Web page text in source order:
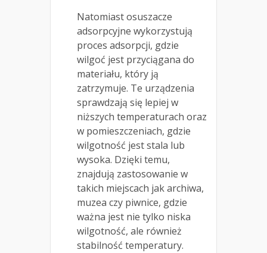
Natomiast osuszacze
adsorpcyjne wykorzystują
proces adsorpcji, gdzie
wilgoć jest przyciągana do
materiału, który ją
zatrzymuje. Te urządzenia
sprawdzają się lepiej w
niższych temperaturach oraz
w pomieszczeniach, gdzie
wilgotność jest stala lub
wysoka. Dzięki temu,
znajdują zastosowanie w
takich miejscach jak archiwa,
muzea czy piwnice, gdzie
ważna jest nie tylko niska
wilgotność, ale również
stabilność temperatury.